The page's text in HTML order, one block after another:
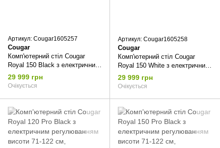
Артикул: Cougar1605257
Cougar
Комп'ютерний стіл Cougar
Royal 150 Black з електричним
регулюванням висоти 71-122
см, вбудований блок розеток,
29 999 грн
Очікується
Артикул: Cougar1605258
Cougar
Комп'ютерний стіл Cougar
Royal 150 White з електричним
регулюванням висоти 71-122
см, вбудований блок розеток,
29 999 грн
Очікується